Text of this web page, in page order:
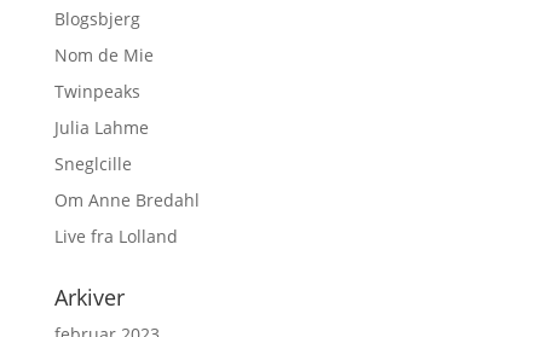
Blogsbjerg
Nom de Mie
Twinpeaks
Julia Lahme
Sneglcille
Om Anne Bredahl
Live fra Lolland
Arkiver